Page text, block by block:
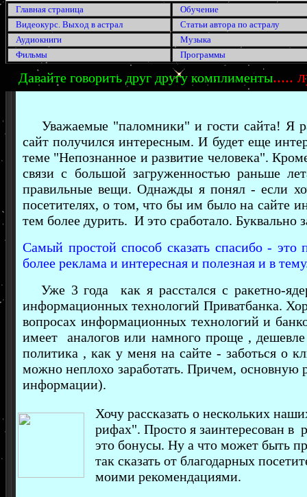
Главная страница
Обучение
Видеокурс. Выход в астрал
Статьи автора по астралу
Аудиокниги
Музыка
Фильмы
Программы
Давайте говорить друг другу комплименты.....
Уважаемые "паломники" и гости сайта! Я
сайт получился интересным. И будет еще
теме "Непознанное и развитие человека".
связи с большой загруженностью раньше
правильные вещи. Однажды я понял - если
посетителях, о том, что бы им было на сайте
тем более дурить. И это сработало. Буквально
Самый простой способ сказать спасибо - это
более реклама и интересная и полезная и в
Уже 3 года как я расстался с ракетно-
информационных технологий Приватбанка.
вопросах информационных технологий и
имеет аналогов или намного проще ,
политика , как у меня на сайте - заботься о
можно неплохо заработать. Причем, основную
информации).
Хочу рассказать о нескольких
рифах". Просто я заинтересован в
это бонусы. Ну а что может быть
так сказать от благодарных
моими рекомендациями.